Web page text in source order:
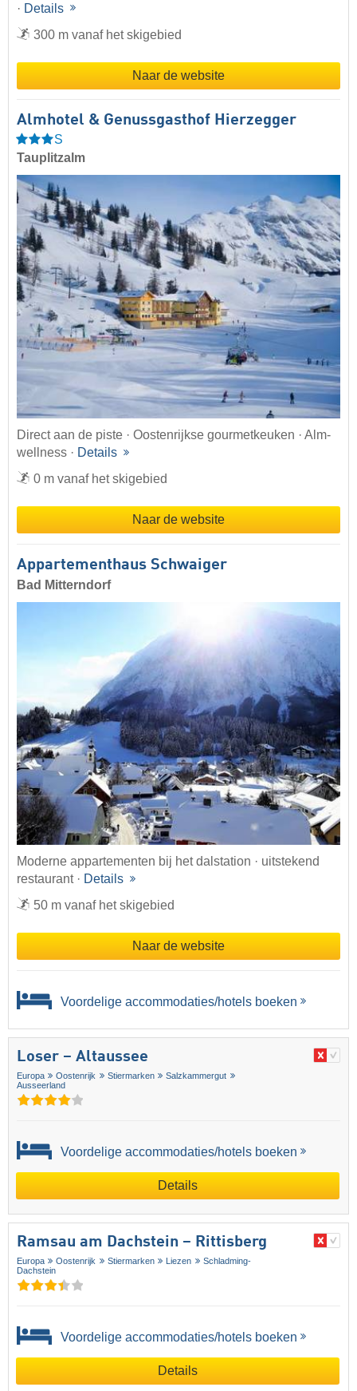
· Details
300 m vanaf het skigebied
Naar de website
Almhotel & Genussgasthof Hierzegger
S
Tauplitzalm
Direct aan de piste · Oostenrijkse gourmetkeuken · Alm-
wellness · Details
0 m vanaf het skigebied
Naar de website
Appartementhaus Schwaiger
Bad Mitterndorf
Moderne appartementen bij het dalstation · uitstekend
restaurant · Details
50 m vanaf het skigebied
Naar de website
Voordelige accommodaties/hotels boeken
Loser – Altaussee
Europa Oostenrijk Stiermarken
Salzkammergut
Ausseerland
Voordelige accommodaties/hotels boeken
Details
Ramsau am Dachstein – Rittisberg
Europa Oostenrijk Stiermarken Liezen
Schladming-
Dachstein
Voordelige accommodaties/hotels boeken
Details